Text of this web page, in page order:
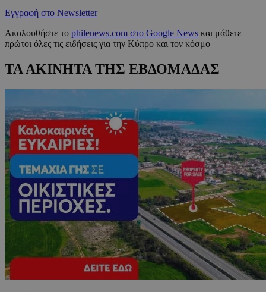
Εγγραφή στο Newsletter
Ακολουθήστε το philenews.com στο Google News και μάθετε
πρώτοι όλες τις ειδήσεις για την Κύπρο και τον κόσμο
ΤΑ ΑΚΙΝΗΤΑ ΤΗΣ ΕΒΔΟΜΑΔΑΣ